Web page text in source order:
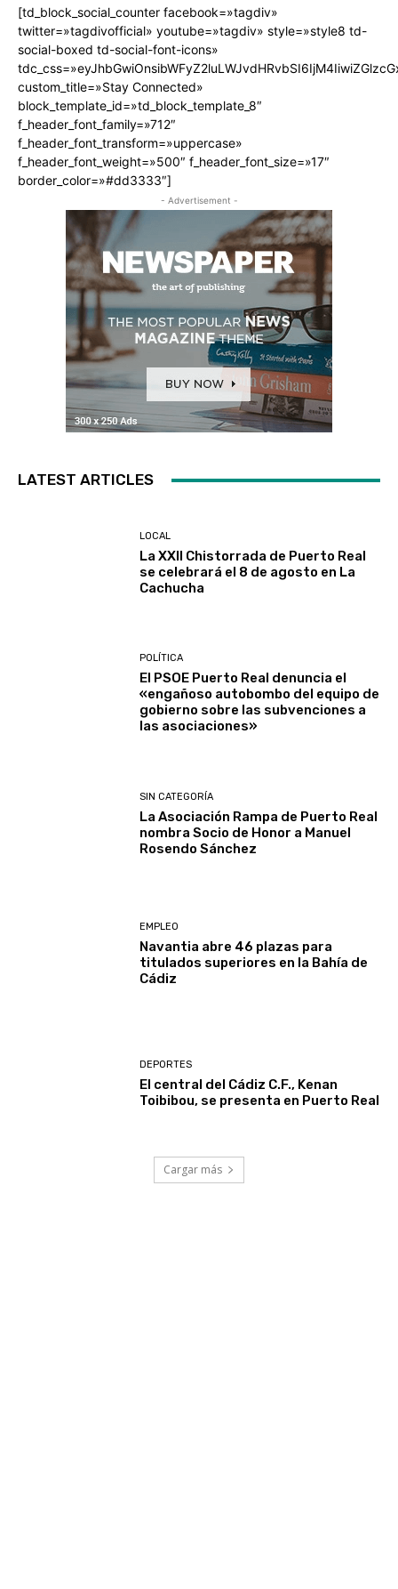
[td_block_social_counter facebook=»tagdiv»
twitter=»tagdivofficial» youtube=»tagdiv» style=»style8 td-
social-boxed td-social-font-icons»
custom_title=»Stay Connected»
block_template_id=»td_block_template_8″
f_header_font_family=»712″
f_header_font_transform=»uppercase»
f_header_font_weight=»500″ f_header_font_size=»17″
border_color=»#dd3333″]
- Advertisement -
LATEST ARTICLES
LOCAL
La XXII Chistorrada de Puerto Real
se celebrará el 8 de agosto en La
Cachucha
POLÍTICA
El PSOE Puerto Real denuncia el
«engañoso autobombo del equipo de
gobierno sobre las subvenciones a
las asociaciones»
SIN CATEGORÍA
La Asociación Rampa de Puerto Real
nombra Socio de Honor a Manuel
Rosendo Sánchez
EMPLEO
Navantia abre 46 plazas para
titulados superiores en la Bahía de
Cádiz
DEPORTES
El central del Cádiz C.F., Kenan
Toibibou, se presenta en Puerto Real
Cargar más